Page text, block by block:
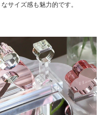
サイズ感も魅力的です。